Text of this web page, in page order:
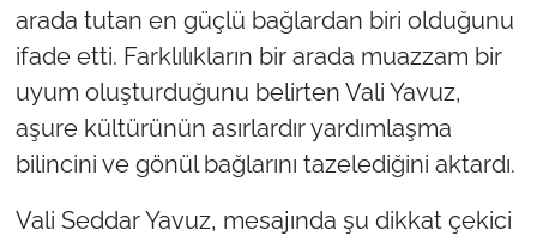
arada tutan en güçlü bağlardan biri olduğunu
ifade etti. Farklılıkların bir arada muazzam bir
uyum oluşturduğunu belirten Vali Yavuz,
aşure kültürünün asırlardır yardımlaşma
bilincini ve gönül bağlarını tazelediğini aktardı.
Vali Seddar Yavuz, mesajında şu dikkat çekici